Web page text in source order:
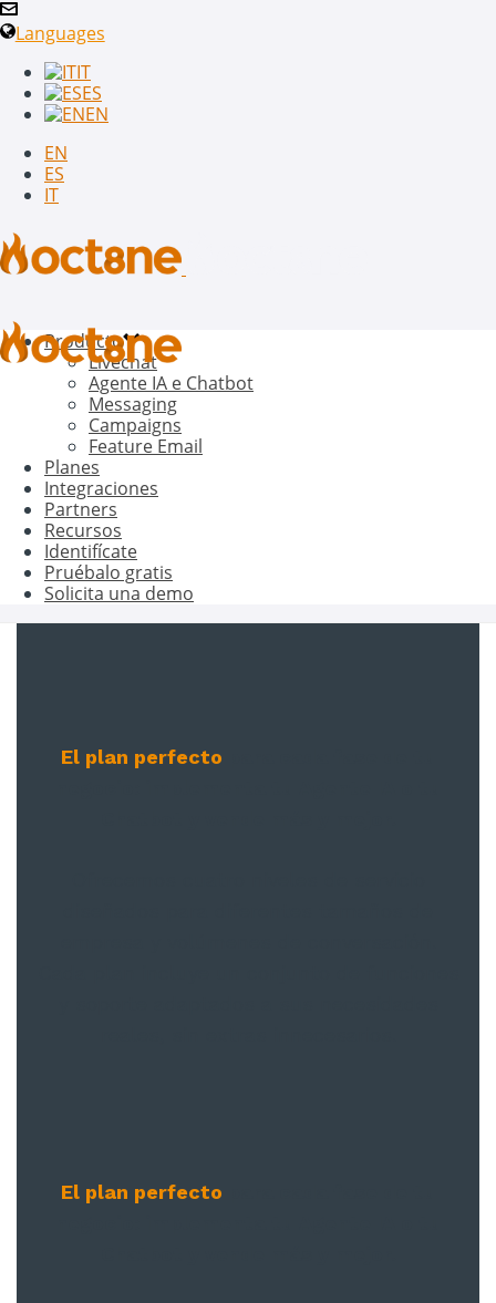
Languages
IT
ES
EN
EN
ES
IT
Producto
Livechat
Agente IA e Chatbot
Messaging
Campaigns
Feature Email
Planes
Integraciones
Partners
Recursos
Identifícate
Pruébalo gratis
Solicita una demo
El plan perfecto
El plan perfecto